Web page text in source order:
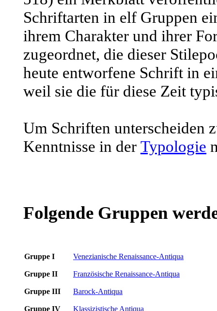
Schriftarten in elf Gruppen
ihrem Charakter und ihrer
zugeordnet, die dieser
heute entworfene Schrift in
weil sie die für diese Zeit
Um Schriften unterscheiden
Kenntnisse in der Typologie
Folgende Gruppen
Gruppe I
Gruppe II
Gruppe III
Gruppe IV
Venezianische Renaissance-Antiqua
Französische Renaissance-Antiqua
Barock-Antiqua
Klassizistische Antiqua